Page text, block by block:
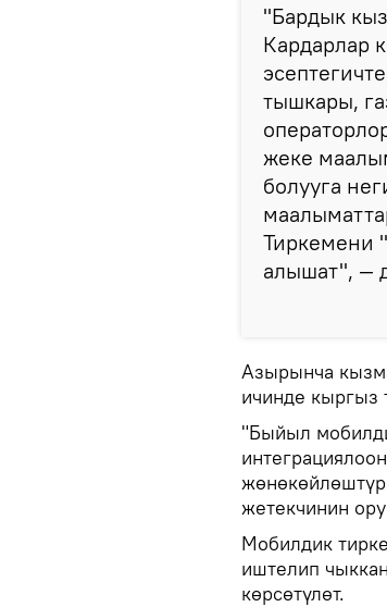
"Бардык
Кардарлар
тышкары,
жеке
болууга
Тиркемени
алышат", —
Азырынча
ичинде кыргыз
"Быйыл
жетекчинин
Мобилдик
иштелип
көрсөтүлөт.